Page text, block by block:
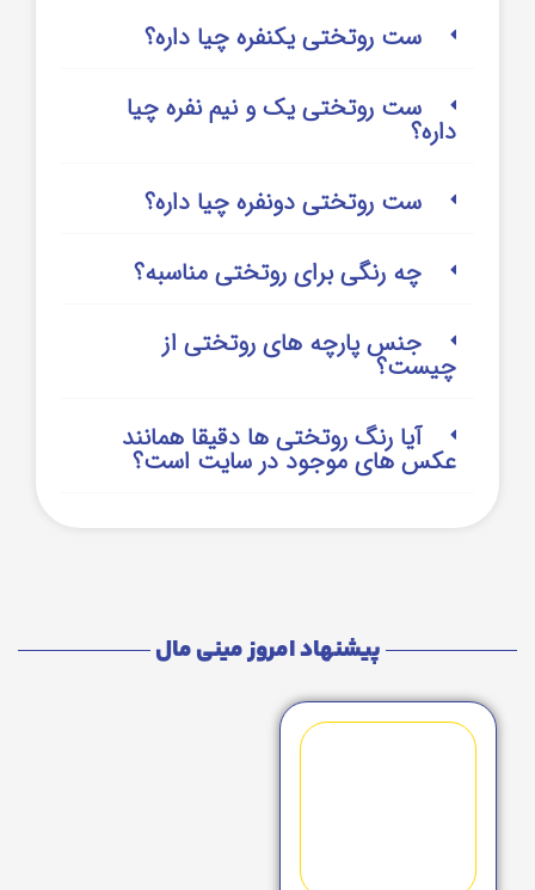
ست روتختی یکنفره چیا داره؟
ست روتختی یک و نیم نفره چیا
داره؟
ست روتختی دونفره چیا داره؟
چه رنگی برای روتختی مناسبه؟
جنس پارچه های روتختی از
چیست؟
آیا رنگ روتختی ها دقیقا همانند
عکس های موجود در سایت است؟
پیشنهاد امروز مینی مال